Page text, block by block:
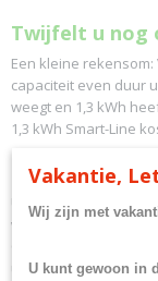
Twijfelt u nog
Een kleine
capaciteit even duur
weegt en 1,3 kWh
1,3 kWh Smart-Line
PureAcell
U bent altijd
webshop zonder
Capelle aan den
uur rijden.
Vakantie,
Wij zijn met
U kunt gewoon in